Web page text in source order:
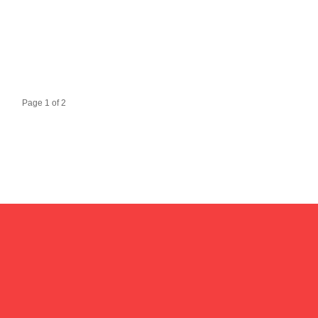
Page 1 of 2